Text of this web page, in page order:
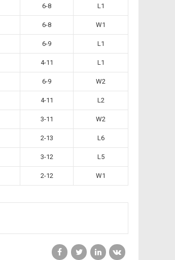
6-8 L1
6-8 W1
6-9 L1
4-11 L1
6-9 W2
4-11 L2
3-11 W2
2-13 L6
3-12 L5
2-12 W1